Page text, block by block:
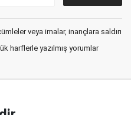
veya imalar, inançlara saldırı
harflerle yazılmış yorumlar